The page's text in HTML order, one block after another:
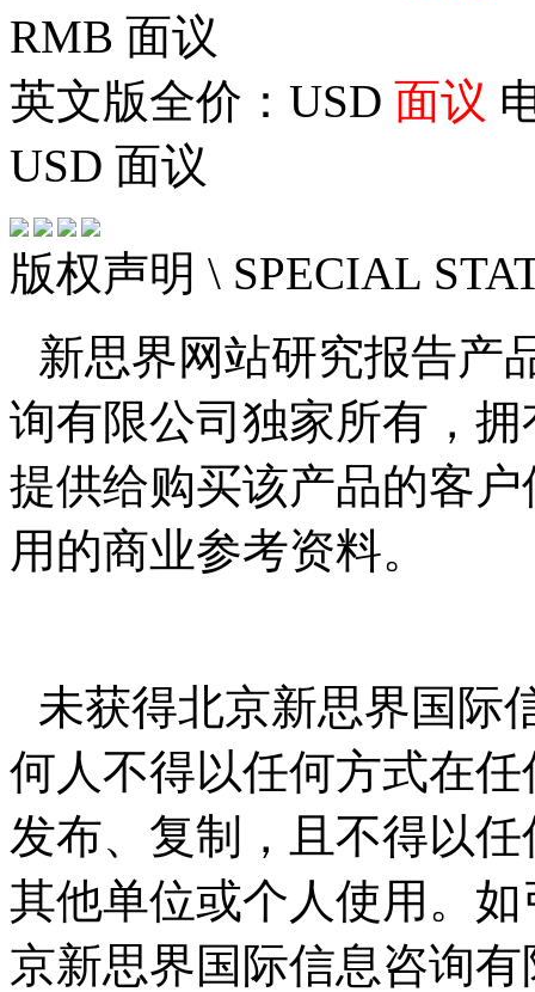
RMB 面议
英文版全价：USD 面议
USD 面议
版权声明 \ SPECIAL
新思界网站研究报告产
询有限公司独家所有，
提供给购买该产品的客
用的商业参考资料。
未获得北京新思界国际
何人不得以任何方式在
发布、复制，且不得以
其他单位或个人使用。
京新思界国际信息咨询